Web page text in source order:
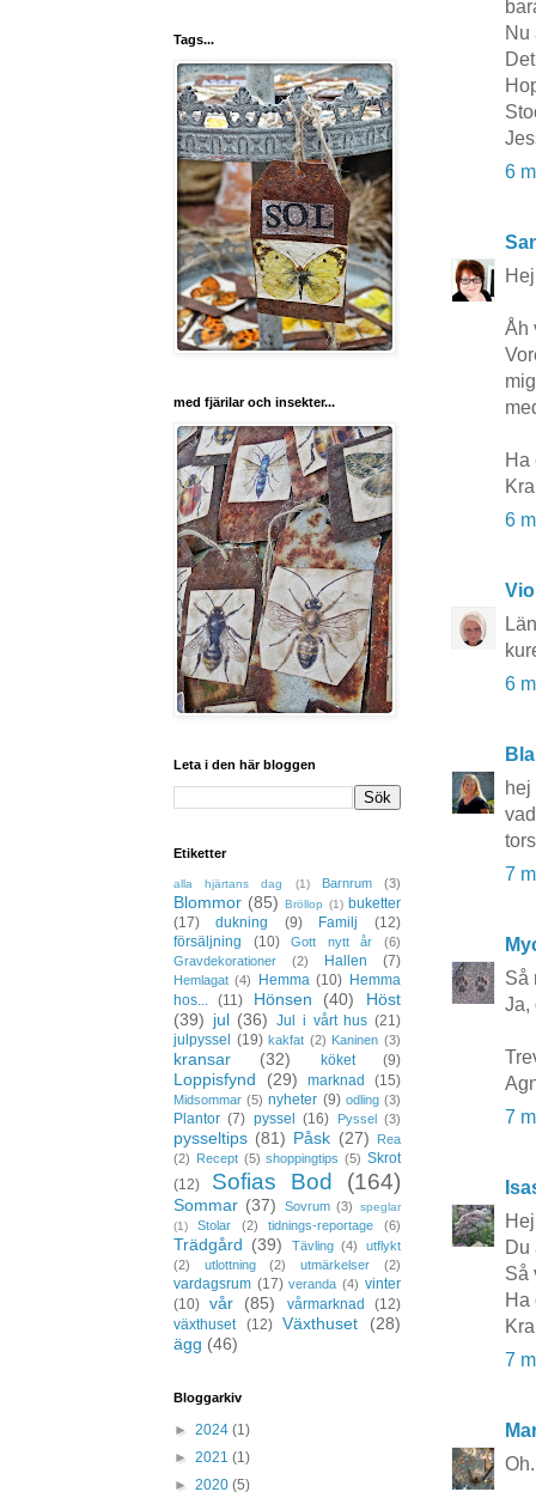
Nu
6
Åh
Ha
6
6
7
Så
Ja,
7
Du
Så
Ha
7
Tags...
med fjärilar och insekter...
Leta i den här bloggen
Etiketter
alla hjärtans dag (1) Barnrum (3)
Blommor (85) Bröllop (1) buketter
(17)
dukning (9) Familj
(12)
försäljning
(10) Gott nytt år
(6)
Gravdekorationer
(2) Hallen (7)
Hemlagat (4) Hemma (10) Hemma
hos...
(11) Hönsen (40)
Höst
(39) jul (36) Jul i vårt hus (21)
julpyssel
(19) kakfat (2) Kaninen (3)
kransar (32) köket (9)
Loppisfynd (29) marknad (15)
Midsommar (5) nyheter (9) odling (3)
Plantor (7) pyssel (16) Pyssel (3)
pysseltips (81) Påsk (27)
Rea
(2) Recept (5) shoppingtips (5) Skrot
(12)
Sofias Bod (164)
Sommar (37) Sovrum (3)
speglar
(1)
Stolar (2) tidnings-reportage (6)
Trädgård (39) Tävling (4)
utflykt
(2)
utlottning (2) utmärkelser (2)
vardagsrum (17) veranda (4) vinter
(10) vår (85) vårmarknad
(12)
växthuset
(12) Växthuset
(28)
ägg (46)
Bloggarkiv
► 2024 (1)
► 2021 (1)
► 2020 (5)